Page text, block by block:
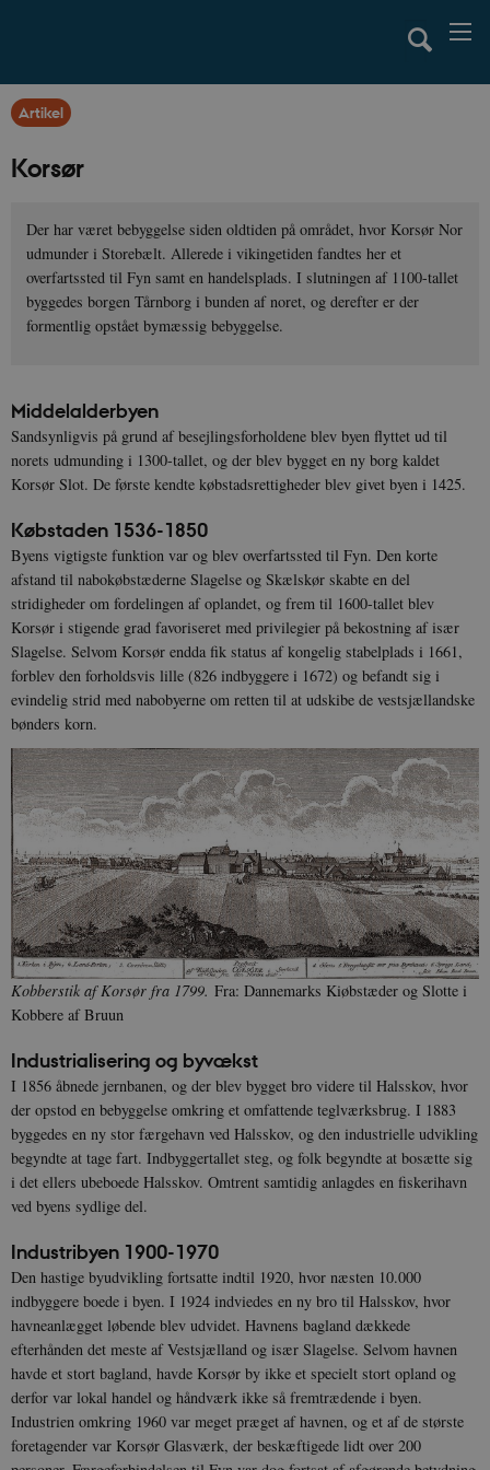
Artikel
Korsør
Der har været bebyggelse siden oldtiden på området, hvor Korsør Nor
udmunder i Storebælt. Allerede i vikingetiden fandtes her et
overfartssted til Fyn samt en handelsplads. I slutningen af 1100-tallet
byggedes borgen Tårnborg i bunden af noret, og derefter er der
formentlig opstået bymæssig bebyggelse.
Middelalderbyen
Sandsynligvis på grund af besejlingsforholdene blev byen flyttet ud til
norets udmunding i 1300-tallet, og der blev bygget en ny borg kaldet
Korsør Slot. De første kendte købstadsrettigheder blev givet byen i 1425.
Købstaden 1536-1850
Byens vigtigste funktion var og blev overfartssted til Fyn. Den korte
afstand til nabokøbstæderne Slagelse og Skælskør skabte en del
stridigheder om fordelingen af oplandet, og frem til 1600-tallet blev
Korsør i stigende grad favoriseret med privilegier på bekostning af især
Slagelse. Selvom Korsør endda fik status af kongelig stabelplads i 1661,
forblev den forholdsvis lille (826 indbyggere i 1672) og befandt sig i
evindelig strid med nabobyerne om retten til at udskibe de vestsjællandske
bønders korn.
Kobberstik af Korsør fra 1799. Fra: Dannemarks Kiøbstæder og Slotte i
Kobbere af Bruun
Industrialisering og byvækst
I 1856 åbnede jernbanen, og der blev bygget bro videre til Halsskov, hvor
der opstod en bebyggelse omkring et omfattende teglværksbrug. I 1883
byggedes en ny stor færgehavn ved Halsskov, og den industrielle udvikling
begyndte at tage fart. Indbyggertallet steg, og folk begyndte at bosætte sig
i det ellers ubeboede Halsskov. Omtrent samtidig anlagdes en fiskerihavn
ved byens sydlige del.
Industribyen 1900-1970
Den hastige byudvikling fortsatte indtil 1920, hvor næsten 10.000
indbyggere boede i byen. I 1924 indviedes en ny bro til Halsskov, hvor
havneanlægget løbende blev udvidet. Havnens bagland dækkede
efterhånden det meste af Vestsjælland og især Slagelse. Selvom havnen
havde et stort bagland, havde Korsør by ikke et specielt stort opland og
derfor var lokal handel og håndværk ikke så fremtrædende i byen.
Industrien omkring 1960 var meget præget af havnen, og et af de største
foretagender var Korsør Glasværk, der beskæftigede lidt over 200